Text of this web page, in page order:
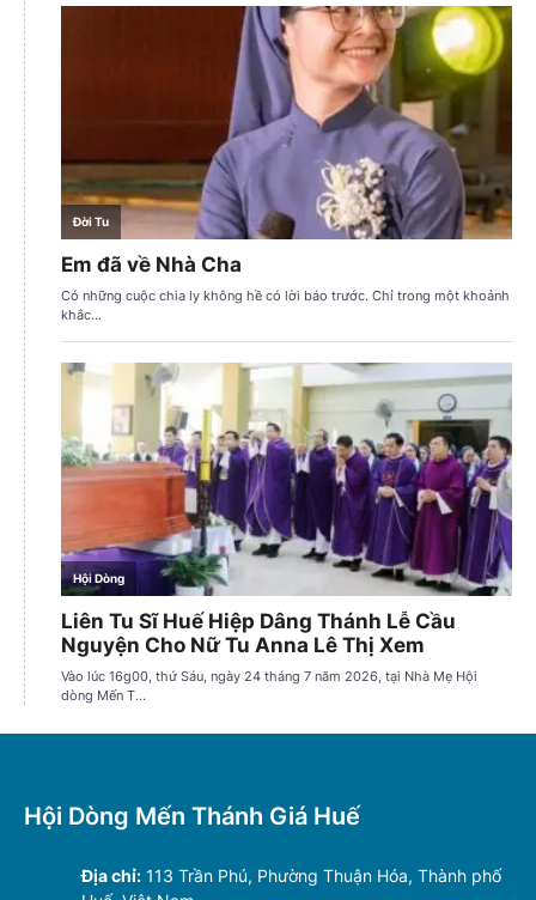
Hội Dòng Mến Thánh Giá Huế
Địa chỉ: 113 Trần Phú, Phường Thuận Hóa, Thành phố